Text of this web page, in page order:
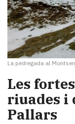
La pedregada al
Les
riuades i
Pallars